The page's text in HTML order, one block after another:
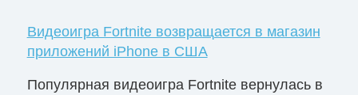
Видеоигра Fortnite возвращается в магазин
приложений iPhone в США
Популярная видеоигра Fortnite вернулась в